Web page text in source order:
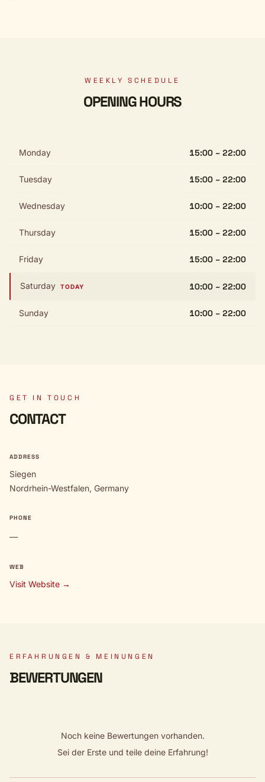
WEEKLY SCHEDULE
OPENING HOURS
Monday 15:00 – 22:00
Tuesday 15:00 – 22:00
Wednesday 10:00 – 22:00
Thursday 15:00 – 22:00
Friday 15:00 – 22:00
Saturday TODAY 10:00 – 22:00
Sunday 10:00 – 22:00
GET IN TOUCH
CONTACT
ADDRESS
Siegen
Nordrhein-Westfalen, Germany
PHONE
—
WEB
Visit Website →
ERFAHRUNGEN & MEINUNGEN
BEWERTUNGEN
Noch keine Bewertungen vorhanden.
Sei der Erste und teile deine Erfahrung!